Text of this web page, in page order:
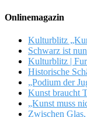
Onlinemagazin
Kulturblitz
Schwarz ist
Kulturblitz |
Historische
„Podium der
Kunst braucht
„Kunst muss
Zwischen